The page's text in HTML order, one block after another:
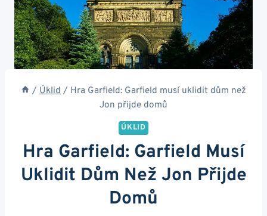
/ Úklid / Hra Garfield: Garfield musí uklidit dům než
Jon přijde domů
ÚKLID
Hra Garfield: Garfield Musí
Uklidit Dům Než Jon Přijde
Domů